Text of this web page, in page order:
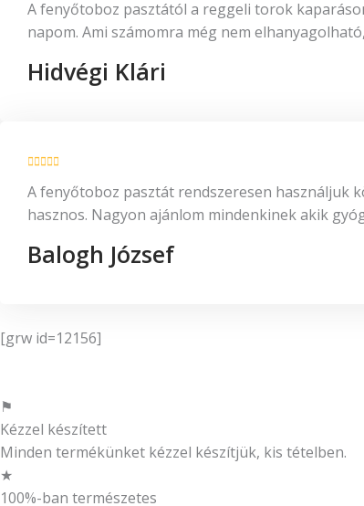
A fenyőtoboz pasztától a reggeli torok
napom. Ami számomra még nem
Hidvégi Klári
A fenyőtoboz pasztát rendszeresen használjuk
hasznos. Nagyon ajánlom mindenkinek akik
Balogh József
[grw id=12156]
⚑
Kézzel készített
Minden termékünket kézzel készítjük, kis tételben.
★
100%-ban természetes